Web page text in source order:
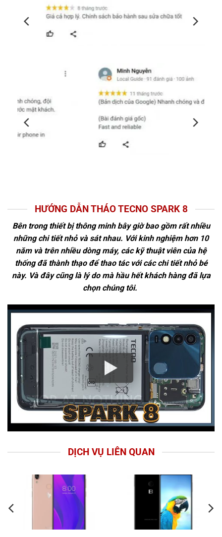
HƯỚNG DẪN THÁO TECNO SPARK 8
Bên trong thiết bị thông minh bây giờ bao gồm rất nhiều
những chi tiết nhỏ và sát nhau. Với kinh nghiệm hơn 10
năm và trên nhiều dòng máy, các kỹ thuật viên của hệ
thống đã thành thạo để thao tác với các chi tiết nhỏ bé
này. Và đây cũng là lý do mà hầu hết khách hàng đã lựa
chọn chúng tôi.
DỊCH VỤ LIÊN QUAN